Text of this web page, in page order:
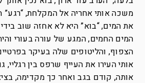
משכה אותי אחריה אל המקלחת, “רגע”
את המים, “בוא” היא לא אחזה שוב בידי
המים החמים, המגע של עורה בעורי
הצפוף, והליטופים שלה בעיקר
אותי העירו את העייף שרפס בין רגליי,
אותה, קודם בגב ואחר כך מקדימה,